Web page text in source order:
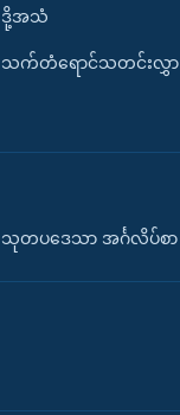
ဒို့အသံ
သက်တံရောင်သတင်းလွှာ
သုတပဒေသာ အင်္ဂလိပ်စာ